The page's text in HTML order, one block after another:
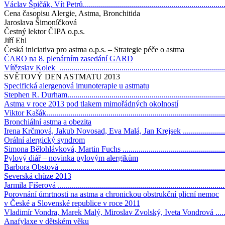
Václav Špičák, Vít
Cena časopisu Alergie, Astma, Bronchitida
Jaroslava Šimoníčková
Čestný lektor ČIPA o.p.s.
Jiří Ehl
Česká iniciativa pro astma o.p.s. – Strategie péče o astma
ČARO na 8. plenárním zasedání GARD
Vítězslav Kolek
SVĚTOVÝ DEN ASTMATU 2013
Specifická alergenová imunoterapie u astmatu
Stephen R.
Astma v roce 2013 pod tlakem mimořádných okolností
Viktor
Bronchiální astma a obezita
Irena Krčmová, Jakub Novosad, Eva Malá, Jan Krejsek
Orální alergický syndrom
Simona Bělohlávková, Martin Fuchs
Pylový diář – novinka pylovým alergikům
Barbora Obstová
Severská chůze 2013
Jarmila Fišerová
Porovnání úmrtnosti na astma a chronickou obstrukční plicní nemoc
v České a Slovenské republice v roce 2011
Vladimír Vondra, Marek Malý, Miroslav Zvolský, Iveta Vondrová
Anafylaxe v dětském věku